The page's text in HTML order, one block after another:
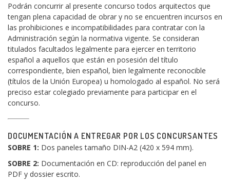
Podrán concurrir al presente concurso todos arquitectos que
tengan plena capacidad de obrar y no se encuentren incursos en
las prohibiciones e incompatibilidades para contratar con la
Administración según la normativa vigente. Se consideran
titulados facultados legalmente para ejercer en territorio
español a aquellos que están en posesión del título
correspondiente, bien español, bien legalmente reconocible
(títulos de la Unión Europea) u homologado al español. No será
preciso estar colegiado previamente para participar en el
concurso.
DOCUMENTACIÓN A ENTREGAR POR LOS CONCURSANTES
SOBRE 1: Dos paneles tamaño DIN-A2 (420 x 594 mm).
SOBRE 2: Documentación en CD: reproducción del panel en
PDF y dossier escrito.